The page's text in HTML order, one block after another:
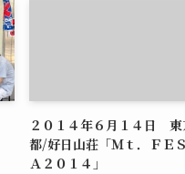
２０１４年６月１４日 東
都/好日山荘「Ｍｔ．ＦＥ
Ａ２０１４」